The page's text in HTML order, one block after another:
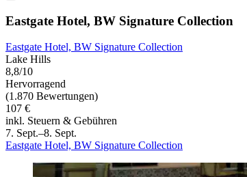
Eastgate Hotel, BW Signature Collection
Eastgate Hotel, BW Signature Collection
Lake Hills
8,8/10
Hervorragend
(1.870 Bewertungen)
107 €
inkl. Steuern & Gebühren
7. Sept.–8. Sept.
Eastgate Hotel, BW Signature Collection